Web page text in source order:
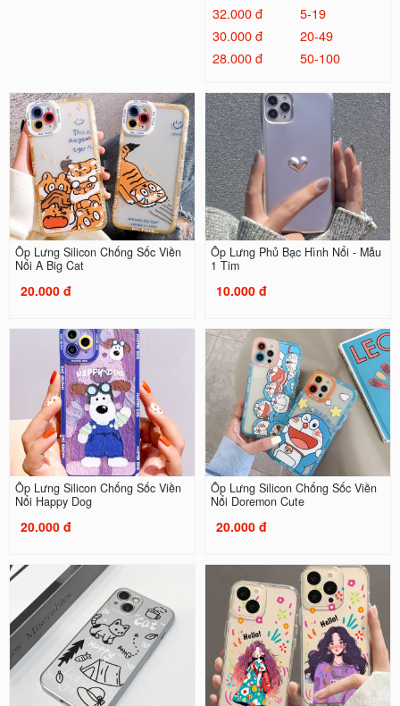
32.000 đ
5-19
30.000 đ
20-49
28.000 đ
50-100
Ốp Lưng Silicon Chống Sốc Viền
Nổi A Big Cat
20.000 đ
Ốp Lưng Phủ Bạc Hình Nổi - Mẫu
1 Tim
10.000 đ
Ốp Lưng Silicon Chống Sốc Viền
Nổi Happy Dog
20.000 đ
Ốp Lưng Silicon Chống Sốc Viền
Nổi Doremon Cute
20.000 đ